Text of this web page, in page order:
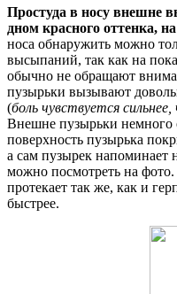
Простуда в носу внешне
дном красного оттенка,
носа обнаружить можно
высыпаний, так как на
обычно не обращают
пузырьки вызывают
(боль чувствуется
Внешне пузырьки немного
поверхность пузырька
а сам пузырек напоминает
можно посмотреть на
протекает так же, как и
быстрее.